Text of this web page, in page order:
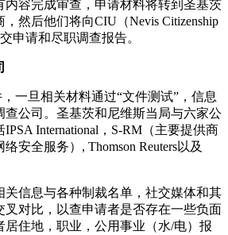
内容完成审查，申请材料将转到圣基茨
然后他们将向CIU（Nevis Citizenship
申请和尽职调查报告。
一旦相关材料通过“文件测试”，信息
查公司。圣基茨和尼维斯当局与六家公
International，S-RM（主要提供商
安全服务）, Thomson Reuters以及
关信息与各种制裁名单，社交媒体和其
叉对比，以查申请者是否存在一些负面
居住地，职业，公用事业（水/电）报